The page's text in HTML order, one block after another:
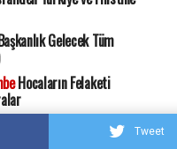
Tweet
Gelecek Tüm
Hocaların Felaketi
Susmak En İyisi Galiba